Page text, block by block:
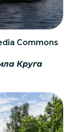
Commons
Круга